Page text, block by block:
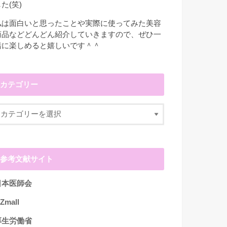
た(笑)
は面白いと思ったことや実際に使ってみた美容
品などどんどん紹介していきますので、ぜひ一
に楽しめると嬉しいです＾＾
カテゴリー
参考文献サイト
本医師会
生労働省